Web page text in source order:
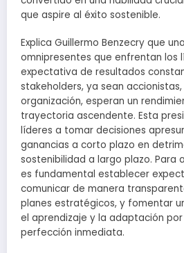
que aspire al éxito sostenible.
Explica Guillermo Benzecry que
omnipresentes que enfrentan los
expectativa de resultados
stakeholders, ya sean
organización, esperan un
trayectoria ascendente. Esta
líderes a tomar decisiones
ganancias a corto plazo en
sostenibilidad a largo plazo. Para
es fundamental establecer
comunicar de manera
planes estratégicos, y fomentar
el aprendizaje y la adaptación
perfección inmediata.